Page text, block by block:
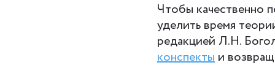
Чтобы качественно
уделить время
редакцией Л.Н.
конспекты и